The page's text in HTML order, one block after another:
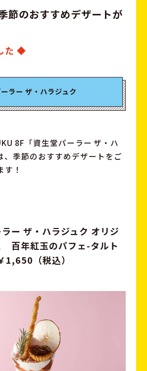
節のおすすめデザー トが
た ◆
ラー ザ・ハラジュク
8F「資生堂パーラー ザ・ハ
、季節のおすすめデザートをご
す！
ー ザ・ハラジュク オリジ
百年紅玉のパフェ-タルト
（税込）